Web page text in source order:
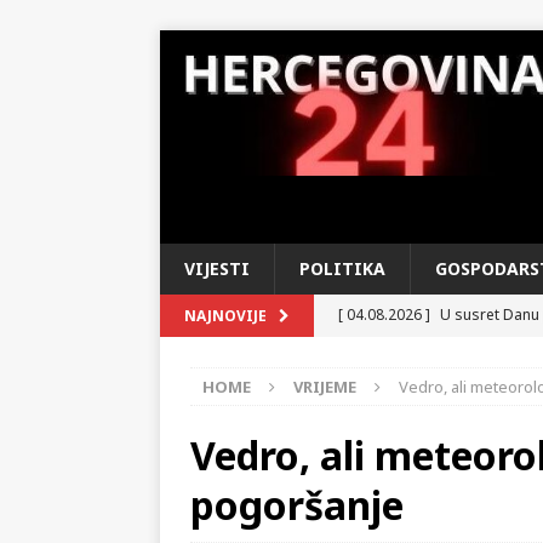
VIJESTI POLITIKA
NAJNOVIJE [ 04.08.2026 ] U susret
[ 03.08.2026 ] MUP HNŽ –
KRONIKA
GP Gabela
[ 29.07.2026 ]
HOME VRIJEME Vedro, ali
Vedro, ali
pogoršanje